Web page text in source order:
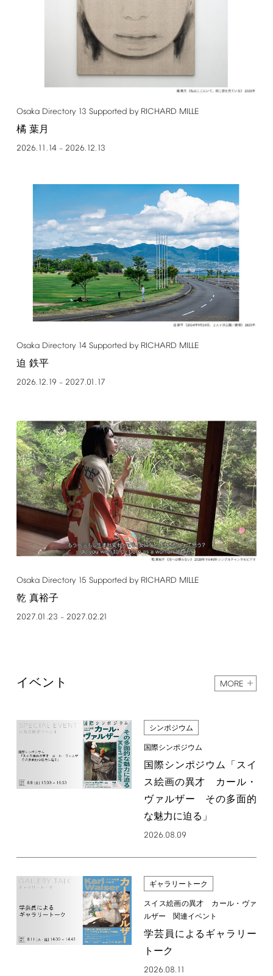
Osaka Directory 13 Supported by RICHARD MILLE
橘 葉月
2026.11.14– 2026.12.13
Osaka Directory 14 Supported by RICHARD MILLE
迫 鉄平
2026.12.19 – 2027.01.17
Osaka Directory 15 Supported by RICHARD MILLE
乾 真裕子
2027.01.23 – 2027.02.21
イベント MORE
シンポジウム
国際シンポジウム
国際シンポジウム「スイ
ス絵画の異才 カール・
ヴァルザー その多面的
な魅力に迫る」
2026.08.09
ギャラリートーク
スイス絵画の異才 カール・ヴァ
ルザー 関連イベント
学芸員によるギャラリー
トーク
2026.08.11